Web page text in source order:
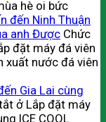
hè oi bức
đến Ninh Thuận
anh Được Chức
đặt máy đá viên
xuất nước đá viên
Gia Lai cùng
ở Lắp đặt máy
ICE COOL